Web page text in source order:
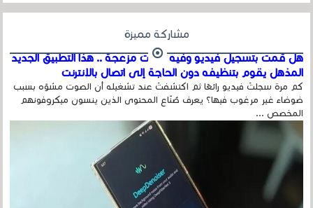
مشاركة مميزة
هل قمت بتسجيل فيديو وفيه أصوت مزعجة .. هذا التطبيق الجديد
المذهل يقوم بتنظيفه دون الحاجة إلى اتصال بالإنترنت
كم مرة سجلتَ فيديو رائعًا ثم اكتشفتَ عند تشغيله أن الصوت مشوّه بسبب
ضوضاء غير مرغوب فيها؟ يعرف صُنّاع المحتوى الذين ينسون ميكروفونهم
المخصص ...